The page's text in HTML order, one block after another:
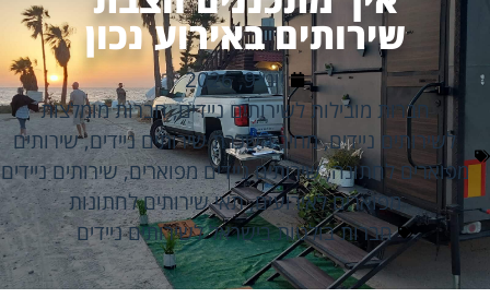
שירותים באירוע נכון
יוני 9, 2026
חברות מובילות לשירותים ניידים,חברות מומלצות
לשירותים ניידים,מחיר השכרת שירותים ניידים,שירותים
מפוארים לחתונה,שירותים ניידים מפוארים,שירותים ניידים
מפוארים לאירועים,תאי שירותים לחתונות
חברות בולטות בישראל לשירותים ניידים